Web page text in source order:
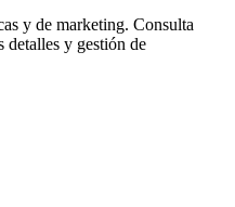
y de marketing. Consulta
detalles y gestión de